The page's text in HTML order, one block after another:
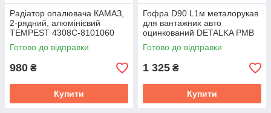
Радіатор опалювача КАМАЗ,
2-рядний, алюмінієвий
TEMPEST 4308С-8101060
Готово до відправки
980 ₴
Купити
Гофра D90 L1м металорукав
для вантажних авто
оцинкований DETALKA РМВ
90×1000
Готово до відправки
1 325 ₴
Купити